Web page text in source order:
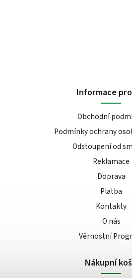
Informace
Obchodní
Podmínky ochrany
Odstoupení od
Reklamace
Doprava
Platba
Kontakty
O nás
Věrnostní
Nákupní